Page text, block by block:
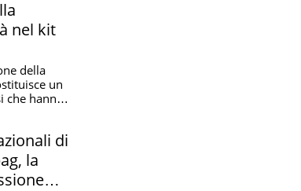
nel kit
della
un
che hanno
di
la